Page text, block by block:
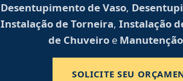
Desentupimento de Vaso,
Instalação de Torneira, Instalação
de Chuveiro e
SOLICITE SEU